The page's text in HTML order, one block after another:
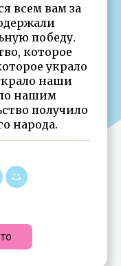
всем вам за
победу.
которое
украло
наши
нашим
получило
народа.